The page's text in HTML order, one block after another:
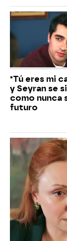
"Tú eres mi
y Seyran se
como nunca
futuro